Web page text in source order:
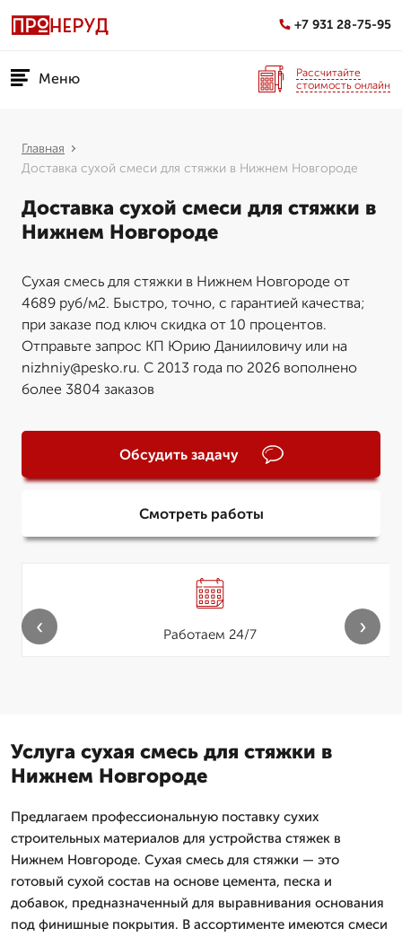
+7 931 28-75-95
Меню
Рассчитайте
стоимость онлайн
Главная
Доставка сухой смеси для стяжки в Нижнем Новгороде
Доставка сухой смеси для стяжки в
Нижнем Новгороде
Сухая смесь для стяжки в Нижнем Новгороде от
4689 руб/м2. Быстро, точно, с гарантией качества;
при заказе под ключ скидка от 10 процентов.
Отправьте запрос КП Юрию Данииловичу или на
nizhniy@pesko.ru. С 2013 года по 2026 вополнено
более 3804 заказов
Обсудить задачу
Смотреть работы
Работаем 24/7
‹ ›
Услуга сухая смесь для стяжки в
Нижнем Новгороде
Предлагаем профессиональную поставку сухих
строительных материалов для устройства стяжек в
Нижнем Новгороде. Сухая смесь для стяжки — это
готовый сухой состав на основе цемента, песка и
добавок, предназначенный для выравнивания основания
под финишные покрытия. В ассортименте имеются смеси